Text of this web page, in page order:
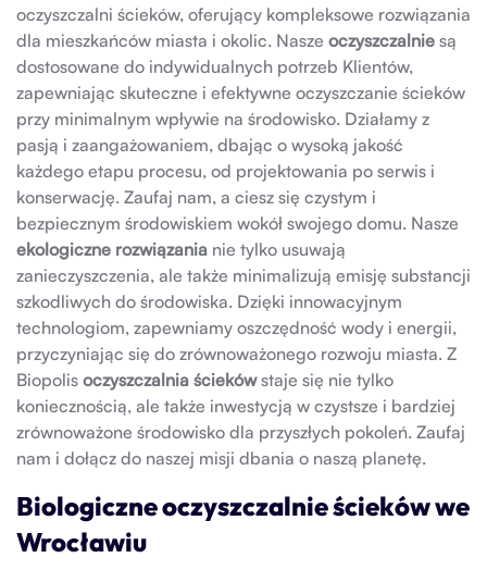
oczyszczalni ścieków, oferujący kompleksowe rozwiązania
dla mieszkańców miasta i okolic. Nasze oczyszczalnie są
dostosowane do indywidualnych potrzeb Klientów,
zapewniając skuteczne i efektywne oczyszczanie ścieków
przy minimalnym wpływie na środowisko. Działamy z
pasją i zaangażowaniem, dbając o wysoką jakość
każdego etapu procesu, od projektowania po serwis i
konserwację. Zaufaj nam, a ciesz się czystym i
bezpiecznym środowiskiem wokół swojego domu. Nasze
ekologiczne rozwiązania nie tylko usuwają
zanieczyszczenia, ale także minimalizują emisję substancji
szkodliwych do środowiska. Dzięki innowacyjnym
technologiom, zapewniamy oszczędność wody i energii,
przyczyniając się do zrównoważonego rozwoju miasta. Z
Biopolis oczyszczalnia ściekówstaje się nie tylko
koniecznością, ale także inwestycją w czystsze i bardziej
zrównoważone środowisko dla przyszłych pokoleń. Zaufaj
nam i dołącz do naszej misji dbania o naszą planetę.
Biologiczne oczyszczalnie ścieków we
Wrocławiu